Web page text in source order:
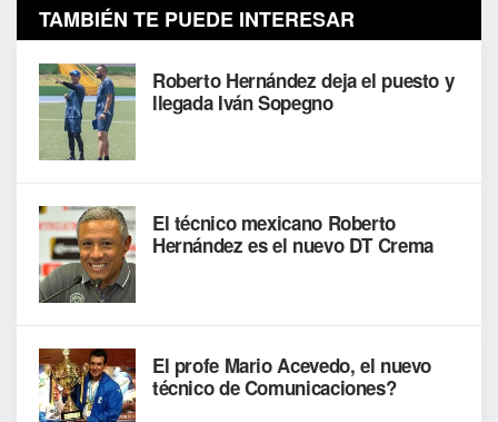
TAMBIÉN TE PUEDE INTERESAR
Roberto Hernández deja el puesto y
llegada Iván Sopegno
El técnico mexicano Roberto
Hernández es el nuevo DT Crema
El profe Mario Acevedo, el nuevo
técnico de Comunicaciones?